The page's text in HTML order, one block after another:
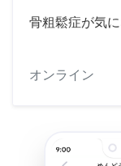
骨粗鬆症が気
オンライン